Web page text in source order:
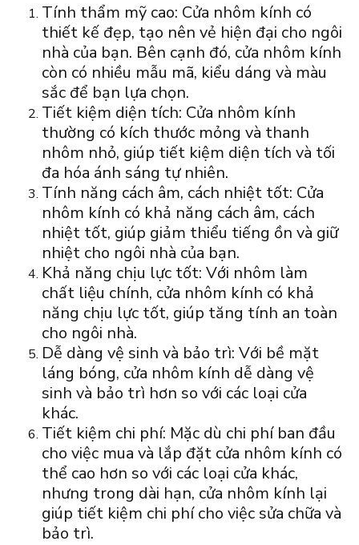
Tính thẩm mỹ cao: Cửa nhôm kính có
thiết kế đẹp, tạo nên vẻ hiện đại cho ngôi
nhà của bạn. Bên cạnh đó, cửa nhôm kính
còn có nhiều mẫu mã, kiểu dáng và màu
sắc để bạn lựa chọn.
Tiết kiệm diện tích: Cửa nhôm kính
thường có kích thước mỏng và thanh
nhôm nhỏ, giúp tiết kiệm diện tích và tối
đa hóa ánh sáng tự nhiên.
Tính năng cách âm, cách nhiệt tốt: Cửa
nhôm kính có khả năng cách âm, cách
nhiệt tốt, giúp giảm thiểu tiếng ồn và giữ
nhiệt cho ngôi nhà của bạn.
Khả năng chịu lực tốt: Với nhôm làm
chất liệu chính, cửa nhôm kính có khả
năng chịu lực tốt, giúp tăng tính an toàn
cho ngôi nhà.
Dễ dàng vệ sinh và bảo trì: Với bề mặt
láng bóng, cửa nhôm kính dễ dàng vệ
sinh và bảo trì hơn so với các loại cửa
khác.
Tiết kiệm chi phí: Mặc dù chi phí ban đầu
cho việc mua và lắp đặt cửa nhôm kính có
thể cao hơn so với các loại cửa khác,
nhưng trong dài hạn, cửa nhôm kính lại
giúp tiết kiệm chi phí cho việc sửa chữa và
bảo trì.